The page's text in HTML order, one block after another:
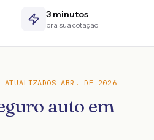
3 minutos
pra sua cotação
ATUALIZADOSABR. DE 2026
auto em